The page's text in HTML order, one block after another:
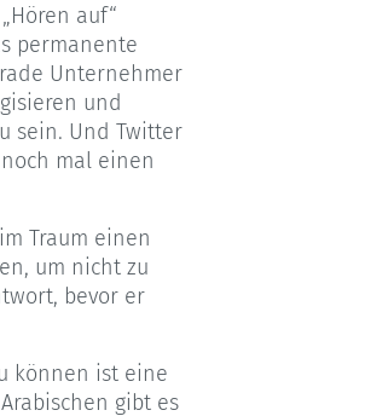
auf“
permanente
Unternehmer
und
sein. Und Twitter
mal einen
Traum einen
um nicht zu
bevor er
können ist eine
gibt es